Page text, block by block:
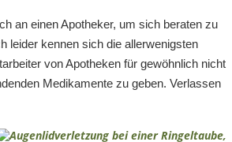
an einen Apotheker, um sich beraten zu
leider kennen sich die allerwenigsten
von Apotheken für gewöhnlich nicht
Medikamente zu geben. Verlassen